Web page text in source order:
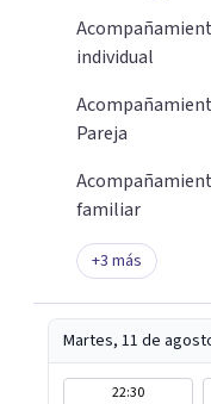
individual
Pareja
familiar
+3 más
Martes, 11 de
22:30